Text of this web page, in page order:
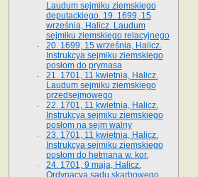
Laudum sejmiku ziemskiego
deputackiego. 19. 1699, 15
września, Halicz. Laudum
sejmiku ziemskiego relacyjnego
20. 1699, 15 września, Halicz.
Instrukcya sejmiku ziemskiego
posłom do prymasa
21. 1701, 11 kwietnia, Halicz.
Laudum sejmiku ziemskiego
przedsejmowego
22. 1701, 11 kwietnia, Halicz.
Instrukcya sejmiku ziemskiego
posłom na sejm walny
23. 1701, 11 kwietnia, Halicz.
Instrukcya sejmiku ziemskiego
posłom do hetmana w. kor.
24. 1701, 9 maja, Halicz.
Ordynacya sądu skarbowego